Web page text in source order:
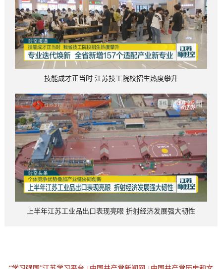
技能成才正当时 江苏技工院校招生热度攀升
上半年江苏工业品出口表现亮眼 折射经济发展强大韧性